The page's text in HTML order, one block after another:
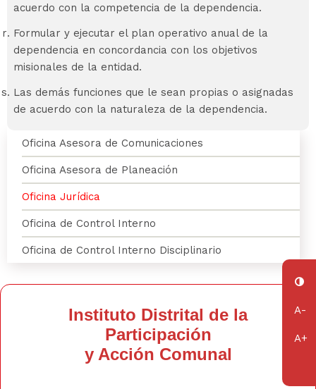
acuerdo con la competencia de la dependencia.
Formular y ejecutar el plan operativo anual de la
dependencia en concordancia con los objetivos
misionales de la entidad.
Las demás funciones que le sean propias o asignadas
de acuerdo con la naturaleza de la dependencia.
Oficinas
Oficina Asesora de Comunicaciones
Oficina Asesora de Planeación
Oficina Jurídica
Oficina de Control Interno
Oficina de Control Interno Disciplinario
Instituto Distrital de la
Participación
y Acción Comunal